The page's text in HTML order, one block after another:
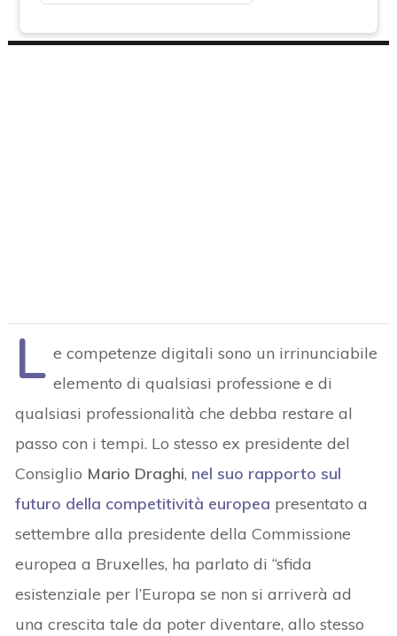
L e competenze digitali sono un irrinunciabile
elemento di qualsiasi professione e di
qualsiasi professionalità che debba restare al
passo con i tempi. Lo stesso ex presidente del
Consiglio Mario Draghi, nel suo rapporto sul
futuro della competitività europea presentato a
settembre alla presidente della Commissione
europea a Bruxelles, ha parlato di “sfida
esistenziale per l’Europa se non si arriverà ad
una crescita tale da poter diventare, allo stesso